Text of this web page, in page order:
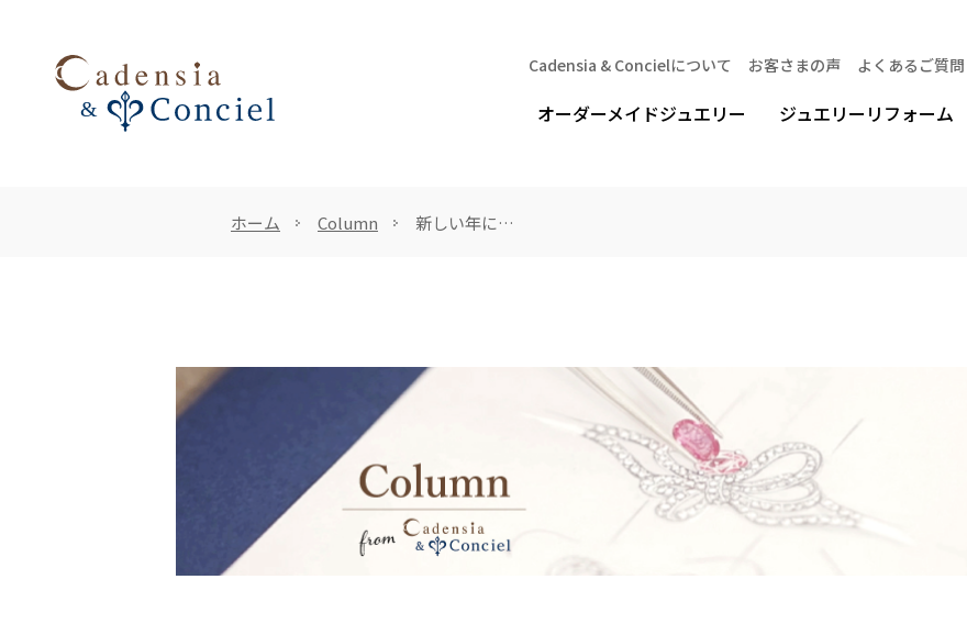
Cadensia & Concielについて お客さまの声 よくあるご質問
オーダーメイドジュエリー ジュエリーリフォーム
ホーム Column 新しい年に…